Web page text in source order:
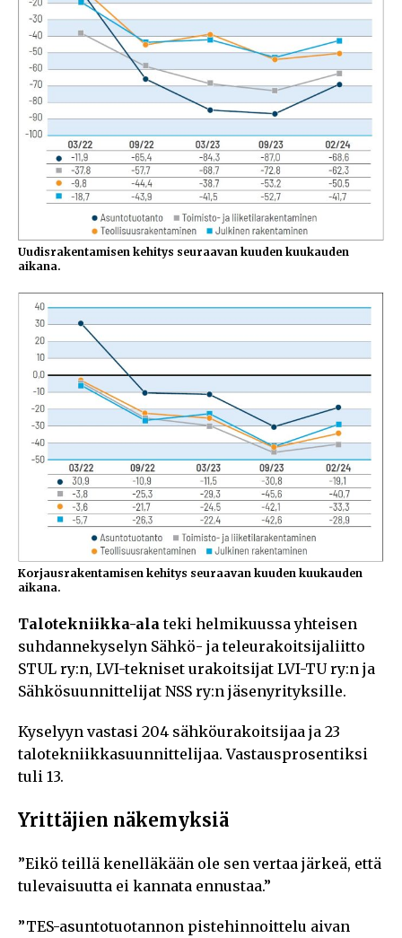
Uudisrakentamisen kehitys seuraavan kuuden kuukauden
aikana.
Korjausrakentamisen kehitys seuraavan kuuden kuukauden
aikana.
Talotekniikka-ala teki helmikuussa yhteisen
suhdannekyselyn Sähkö- ja teleurakoitsijaliitto
STUL ry:n, LVI-tekniset urakoitsijat LVI-TU ry:n ja
Sähkösuunnittelijat NSS ry:n jäsenyrityksille.
Kyselyyn vastasi 204 sähköurakoitsijaa ja 23
talotekniikkasuunnittelijaa. Vastausprosentiksi
tuli 13.
Yrittäjien näkemyksiä
”Eikö teillä kenelläkään ole sen vertaa järkeä, että
tulevaisuutta ei kannata ennustaa.”
”TES-asuntotuotannon pistehinnoittelu aivan